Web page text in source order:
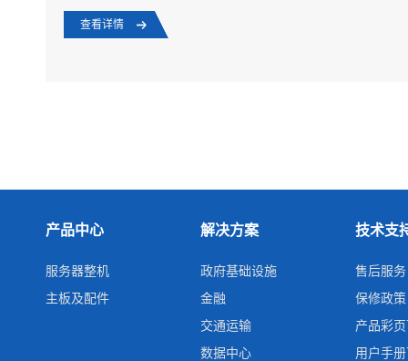
查看详情
产品中心
服务器整机
主板及配件
解决方案
政府基础设施
金融
交通运输
数据中心
技术支
售后服务
保修政策
产品彩
用户手